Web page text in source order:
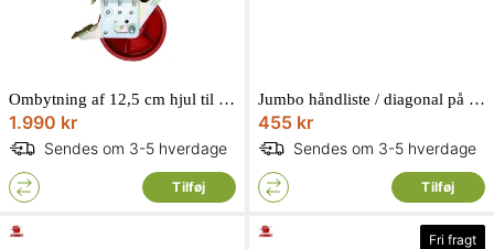
Ombytning af 12,5 cm hjul til 20 cm justerbar hjuløger stillads 30 cm. 1400204
1.990 kr
Sendes om 3-5 hverdage
Tilføj
Jumbo håndliste / diagonal på 178 cm tilrullestillads 1101780
455 kr
Sendes om 3-5 hverdage
Tilføj
Fri fragt